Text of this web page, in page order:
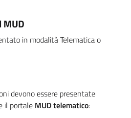
MUD
in modalità Telematica o
devono essere presentate
il portale MUD telematico: